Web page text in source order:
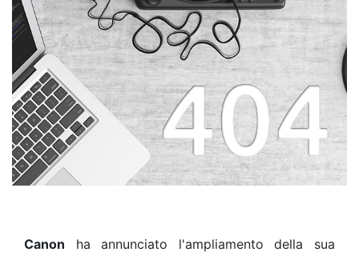
Canon ha annunciato l'ampliamento della sua